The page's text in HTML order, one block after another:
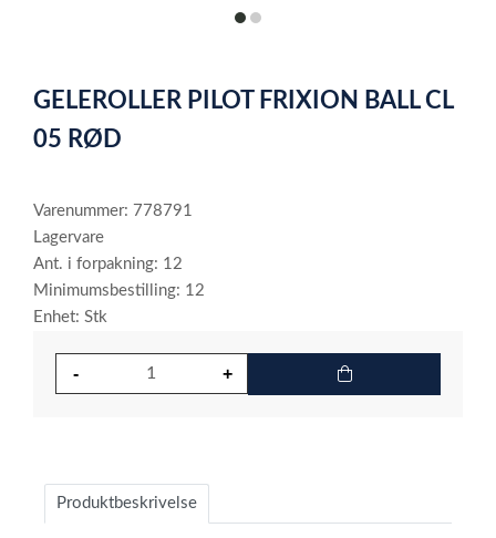
itemitem
of
2
GELEROLLER PILOT FRIXION BALL CL
05 RØD
Varenummer: 778791
Lagervare
Ant. i forpakning: 12
Minimumsbestilling: 12
Enhet: Stk
Produktbeskrivelse